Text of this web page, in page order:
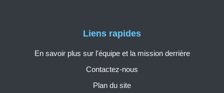
Liens rapides
En savoir plus sur l'équipe et la mission derrière
Contactez-nous
Plan du site